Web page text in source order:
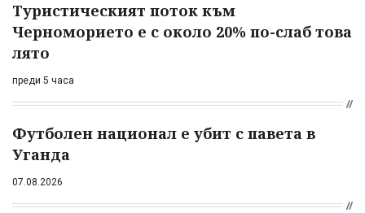
Туристическият поток към
Черноморието е с около 20% по-слаб това
лято
преди 5 часа
Футболен национал е убит с павета в
Уганда
07.08.2026